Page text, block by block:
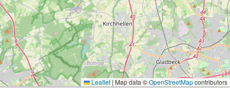
Leaflet | Map data ©OpenStreetMapcontributors